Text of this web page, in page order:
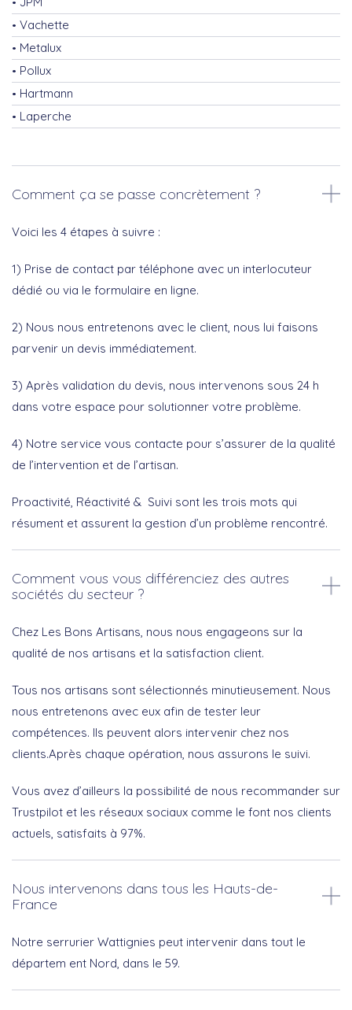
Vachette
Metalux
Pollux
Hartmann
Laperche
Comment ça se passe concrètement ?
Voici les 4 étapes à suivre :
1) Prise de contact par téléphone avec un interlocuteur
dédié ou via le formulaire en ligne.
2) Nous nous entretenons avec le client, nous lui faisons
parvenir un devis immédiatement.
3) Après validation du devis, nous intervenons sous 24 h
dans votre espace pour solutionner votre problème.
4) Notre service vous contacte pour s’assurer de la qualité
de l’intervention et de l’artisan.
Proactivité, Réactivité & Suivi sont les trois mots qui
résument et assurent la gestion d’un problème rencontré.
Comment vous vous différenciez des autres
sociétés du secteur ?
Chez Les Bons Artisans, nous nous engageons sur la
qualité de nos artisans et la satisfaction client.
Tous nos artisans sont sélectionnés minutieusement. Nous
nous entretenons avec eux afin de tester leur
compétences. Ils peuvent alors intervenir chez nos
clients.Après chaque opération, nous assurons le suivi.
Vous avez d’ailleurs la possibilité de nous recommander sur
Trustpilot et les réseaux sociaux comme le font nos clients
actuels, satisfaits à 97%.
Nous intervenons dans tous les Hauts-de-
France
Notre serrurier Wattignies peut intervenir dans tout le
départem ent Nord, dans le 59.